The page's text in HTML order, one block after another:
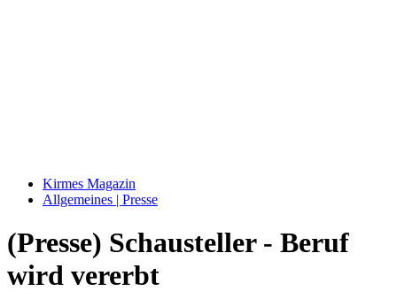
Kirmes Magazin
Allgemeines | Presse
(Presse) Schausteller - Beruf
wird vererbt